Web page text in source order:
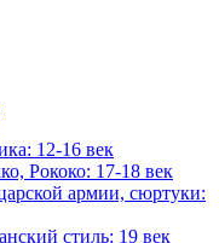
12-16 век
Рококо: 17-18 век
армии, сюртуки:
стиль: 19 век